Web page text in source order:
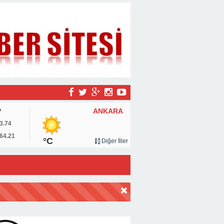
ANKARA
°C Diğer İller